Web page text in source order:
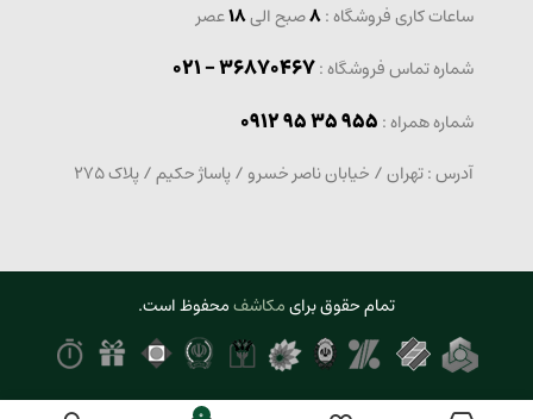
ساعات کاری فروشگاه :8صبح الی18عصر
شماره تماس فروشگاه :36870467 - 021
0912 95 35 955 : شماره همراه
آدرس : تهران / خیابان ناصر خسرو / پاساژ حکیم / پلاک 275
تمام حقوق برایمکاشفمحفوظ است.
0